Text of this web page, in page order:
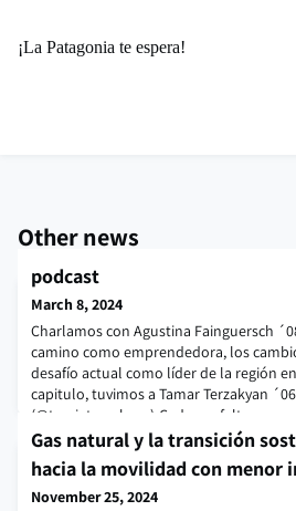
¡La Patagonia te espera!
Other news
podcast
March 8, 2024
Charlamos con Agustina Fainguersch
camino como emprendedora, los
desafío actual como líder de la región
capitulo, tuvimos a Tamar Terzakyan
(@tami_terzakyan)¡Cada vez falta
en Spotify!🎧 Escuchá historias de
lograron objetivos soñados con esfuerzo
Gas natural y la transición
hacia la movilidad con menor
November 25, 2024